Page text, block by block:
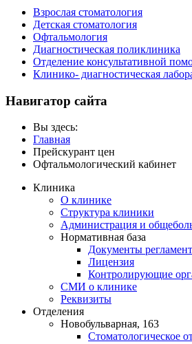
Взрослая стоматология
Детская стоматология
Офтальмология
Диагностическая поликлиника
Отделение консультативной
Клинико- диагностическая
Навигатор сайта
Вы здесь:
Главная
Прейскурант цен
Офтальмологический кабинет
Клиника
О клинике
Структура клиники
Администрация и
Нормативная база
Документы
Лицензия
Контролирующие
СМИ о клинике
Реквизиты
Отделения
Новобульварная, 163
Стоматологическое